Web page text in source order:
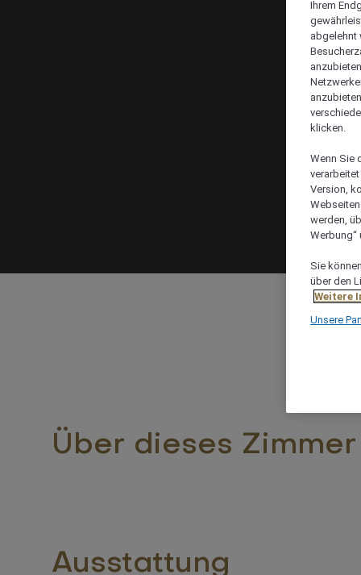
Über dieses Zimmer
Ausstattung
Ihrem
abgelehnt
klicken.
Wenn Sie
Version,
werden,
Werbung“
Sie
über den
Weitere
Unsere